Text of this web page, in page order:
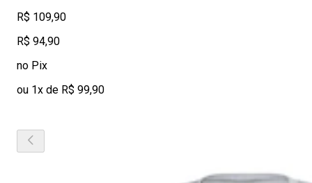
R$ 109,90
R$ 94,90
no Pix
ou 1x de R$ 99,90